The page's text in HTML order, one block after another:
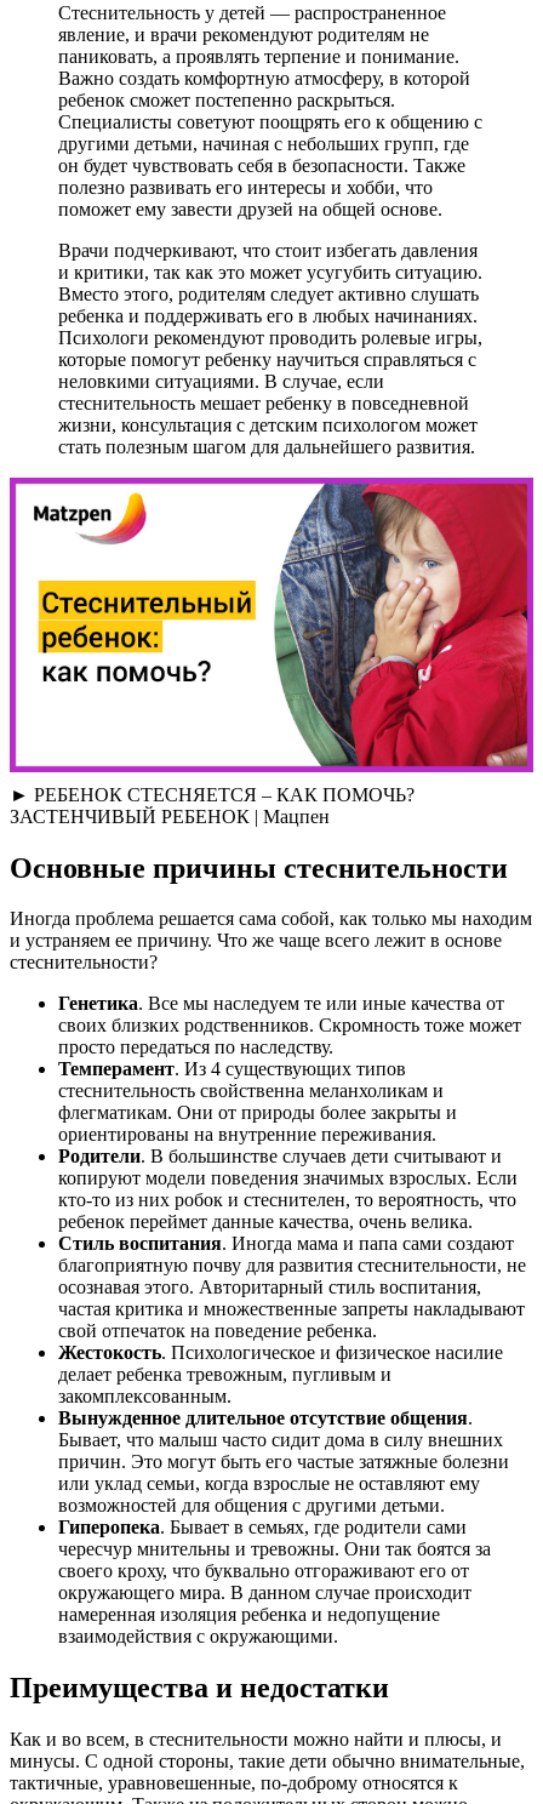
Стеснительность у детей — распространенное
явление, и врачи рекомендуют родителям не
паниковать, а проявлять терпение и понимание.
Важно создать комфортную атмосферу, в которой
ребенок сможет постепенно раскрыться.
Специалисты советуют поощрять его к общению с
другими детьми, начиная с небольших групп, где
он будет чувствовать себя в безопасности. Также
полезно развивать его интересы и хобби, что
поможет ему завести друзей на общей основе.
Врачи подчеркивают, что стоит избегать давления
и критики, так как это может усугубить ситуацию.
Вместо этого, родителям следует активно слушать
ребенка и поддерживать его в любых начинаниях.
Психологи рекомендуют проводить ролевые игры,
которые помогут ребенку научиться справляться с
неловкими ситуациями. В случае, если
стеснительность мешает ребенку в повседневной
жизни, консультация с детским психологом может
стать полезным шагом для дальнейшего развития.
► РЕБЕНОК СТЕСНЯЕТСЯ – КАК ПОМОЧЬ?
ЗАСТЕНЧИВЫЙ РЕБЕНОК | Мацпен
Основные причины стеснительности
Иногда проблема решается сама собой, как только мы находим
и устраняем ее причину. Что же чаще всего лежит в основе
стеснительности?
Генетика. Все мы наследуем те или иные качества от
своих близких родственников. Скромность тоже может
просто передаться по наследству.
Темперамент. Из 4 существующих типов
стеснительность свойственна меланхоликам и
флегматикам. Они от природы более закрыты и
ориентированы на внутренние переживания.
Родители. В большинстве случаев дети считывают и
копируют модели поведения значимых взрослых. Если
кто-то из них робок и стеснителен, то вероятность, что
ребенок переймет данные качества, очень велика.
Стиль воспитания. Иногда мама и папа сами создают
благоприятную почву для развития стеснительности, не
осознавая этого. Авторитарный стиль воспитания,
частая критика и множественные запреты накладывают
свой отпечаток на поведение ребенка.
Жестокость. Психологическое и физическое насилие
делает ребенка тревожным, пугливым и
закомплексованным.
Вынужденное длительное отсутствие общения.
Бывает, что малыш часто сидит дома в силу внешних
причин. Это могут быть его частые затяжные болезни
или уклад семьи, когда взрослые не оставляют ему
возможностей для общения с другими детьми.
Гиперопека. Бывает в семьях, где родители сами
чересчур мнительны и тревожны. Они так боятся за
своего кроху, что буквально отгораживают его от
окружающего мира. В данном случае происходит
намеренная изоляция ребенка и недопущение
взаимодействия с окружающими.
Преимущества и недостатки
Как и во всем, в стеснительности можно найти и плюсы, и
минусы. С одной стороны, такие дети обычно внимательные,
тактичные, уравновешенные, по-доброму относятся к